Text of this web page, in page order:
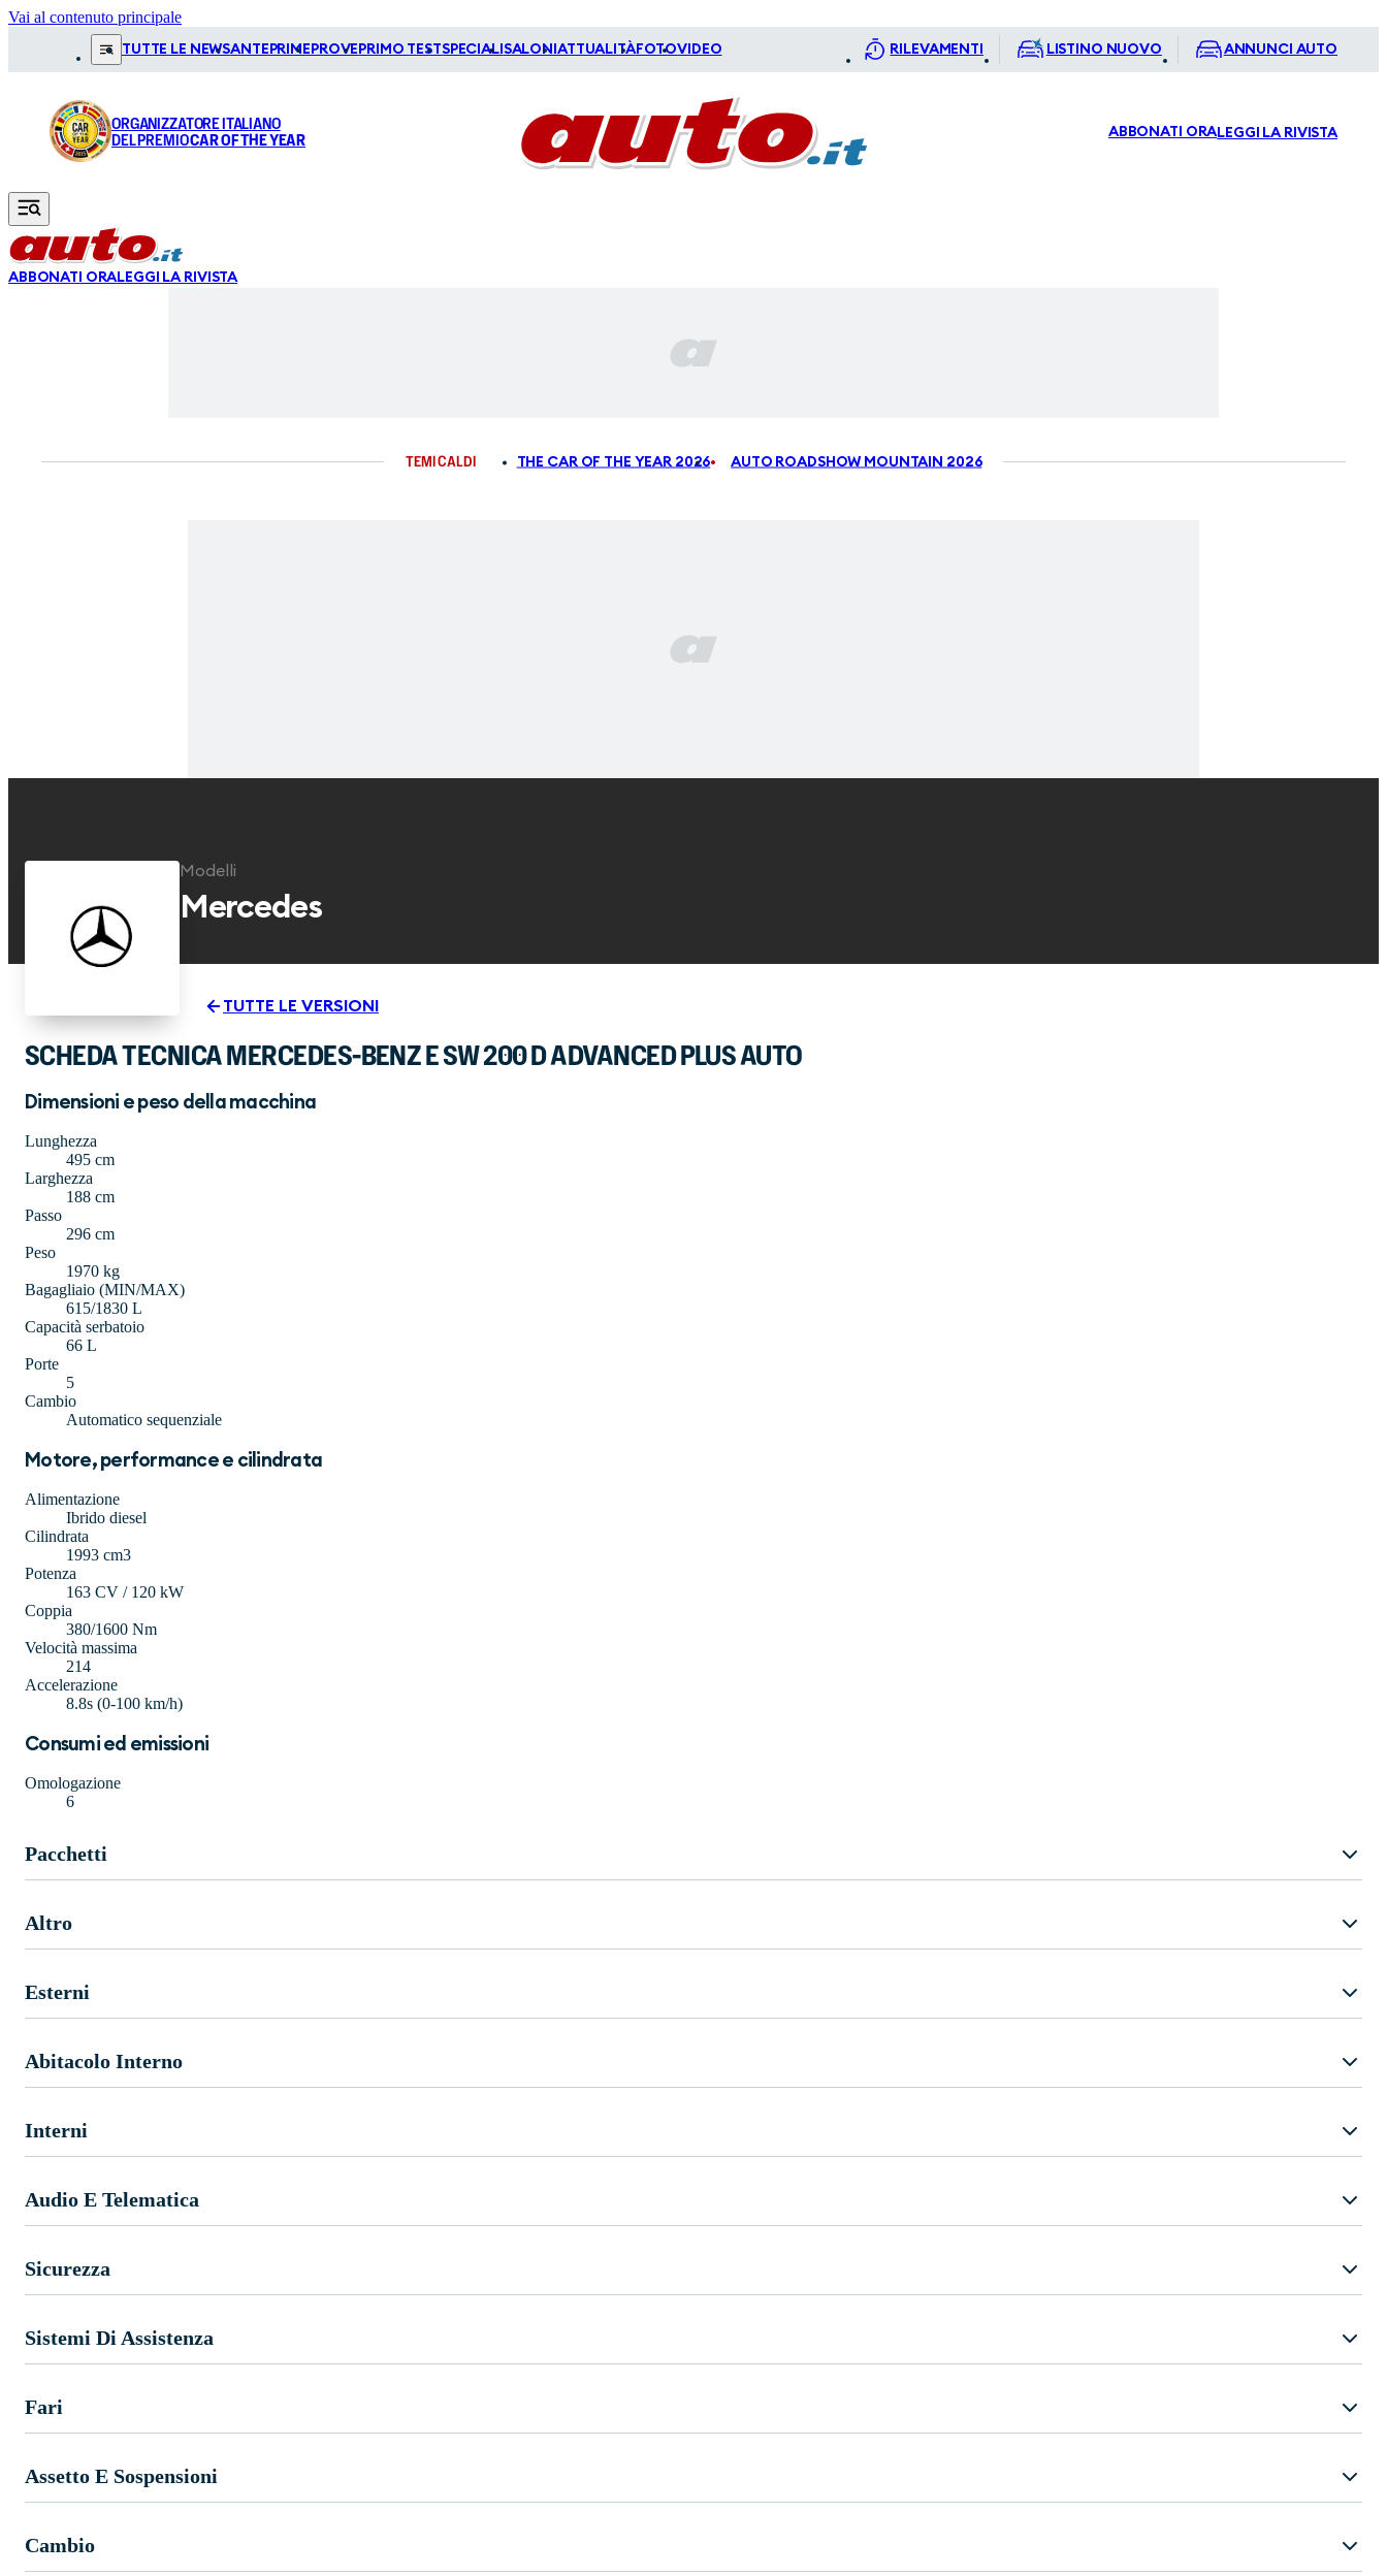
Vai al contenuto principale
TUTTE LE NEWSANTEPRIME PROVE PRIMO TESTSPECIALI SALONI ATTUALITÀFOTOVIDEO RILEVAMENTI LISTINO NUOVO ANNUNCI AUTO
ORGANIZZATORE ITALIANO
DEL PREMIOCAR OF THE YEAR ABBONATI ORALEGGI LA RIVISTA
ABBONATI ORALEGGI LA RIVISTA
TEMI CALDI THE CAR OF THE YEAR 2026 AUTO ROADSHOW MOUNTAIN 2026
Modelli
Mercedes
TUTTE LE VERSIONI
SCHEDA TECNICA MERCEDES-BENZ E SW 200 D ADVANCED PLUS AUTO
Dimensioni e peso della macchina
Lunghezza
495 cm
Larghezza
188 cm
Passo
296 cm
Peso
1970 kg
Bagagliaio (MIN/MAX)
615/1830 L
Capacità serbatoio
66 L
Porte
5
Cambio
Automatico sequenziale
Motore, performance e cilindrata
Alimentazione
Ibrido diesel
Cilindrata
1993 cm3
Potenza
163 CV / 120 kW
Coppia
380/1600 Nm
Velocità massima
214
Accelerazione
8.8s (0-100 km/h)
Consumi ed emissioni
Omologazione
6
Pacchetti
Altro
Esterni
Abitacolo Interno
Interni
Audio E Telematica
Sicurezza
Sistemi Di Assistenza
Fari
Assetto E Sospensioni
Cambio